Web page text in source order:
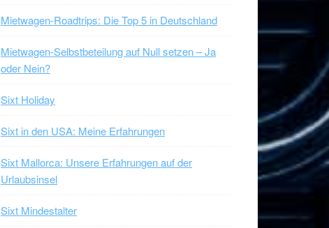
Mietwagen-Roadtrips: Die Top 5 in Deutschland
Mietwagen-Selbstbeteilung auf Null setzen – Ja
oder Nein?
Sixt Holiday
Sixt in den USA: Meine Erfahrungen
Sixt Mallorca: Unsere Erfahrungen auf der
Urlaubsinsel
Sixt Mindestalter